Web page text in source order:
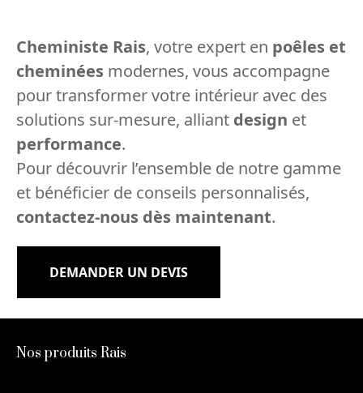
Cheministe Rais, votre expert en poêles et
cheminées modernes, vous accompagne
pour transformer votre intérieur avec des
solutions sur-mesure, alliant design et
performance.
Pour découvrir l’ensemble de notre gamme
et bénéficier de conseils personnalisés,
contactez-nous dès maintenant.
DEMANDER UN DEVIS
Nos produits Rais